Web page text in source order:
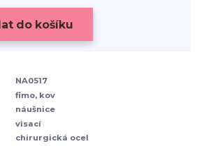
do košíku
NA0517
fimo, kov
náušnice
visací
chirurgická ocel